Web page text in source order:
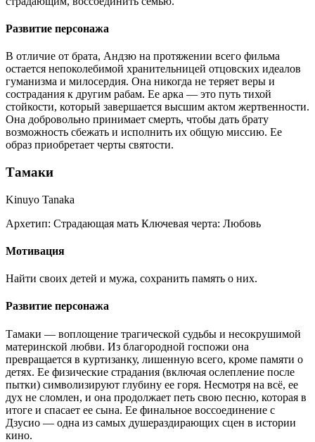
Развитие персонажа
В отличие от брата, Андзю на протяжении всего фильма
остается непоколебимой хранительницей отцовских идеалов
гуманизма и милосердия. Она никогда не теряет веры и
сострадания к другим рабам. Ее арка — это путь тихой
стойкости, который завершается высшим актом жертвенности.
Она добровольно принимает смерть, чтобы дать брату
возможность сбежать и исполнить их общую миссию. Ее
образ приобретает черты святости.
Тамаки
Kinuyo Tanaka
Архетип: Страдающая мать Ключевая черта: Любовь
Мотивация
Найти своих детей и мужа, сохранить память о них.
Развитие персонажа
Тамаки — воплощение трагической судьбы и несокрушимой
материнской любви. Из благородной госпожи она
превращается в куртизанку, лишенную всего, кроме памяти о
детях. Ее физические страдания (включая ослепление после
пытки) символизируют глубину ее горя. Несмотря на всё, ее
дух не сломлен, и она продолжает петь свою песню, которая в
итоге и спасает ее сына. Ее финальное воссоединение с
Дзусио — одна из самых душераздирающих сцен в истории
кино.